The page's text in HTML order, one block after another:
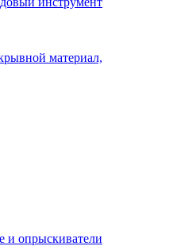
материал,
опрыскиватели